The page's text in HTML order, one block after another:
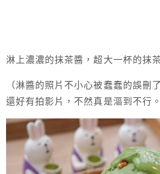
淋上濃濃的抹茶醬，超大一杯的抹
（淋醬的照片不小心被蠢蠢的誤刪
還好有拍影片，不然真是漚到不行。